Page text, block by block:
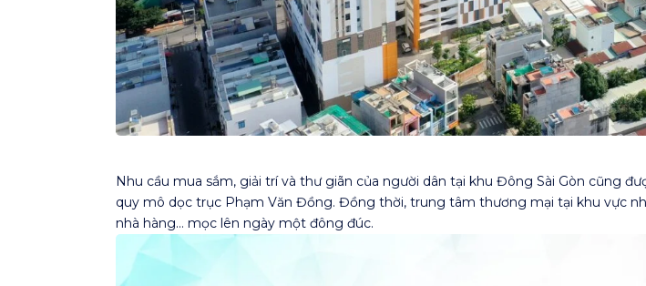
Nhu cầu mua sắm, giải trí và thư giãn của người dân tại khu Đông Sài Gòn cũng
quy mô dọc trục Phạm Văn Đồng. Đồng thời, trung tâm thương mại tại khu vực
nhà hàng… mọc lên ngày một đông đúc.